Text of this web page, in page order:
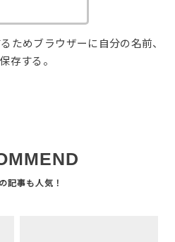
ためブラウザーに自分の名前、
存する。